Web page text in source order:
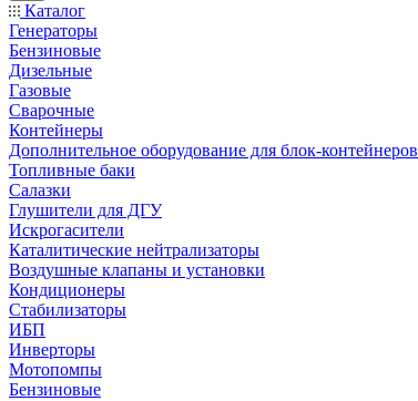
Каталог
Генераторы
Бензиновые
Дизельные
Газовые
Сварочные
Контейнеры
Дополнительное оборудование для блок-контейнеров
Топливные баки
Салазки
Глушители для ДГУ
Искрогасители
Каталитические нейтрализаторы
Воздушные клапаны и установки
Кондиционеры
Стабилизаторы
ИБП
Инверторы
Мотопомпы
Бензиновые